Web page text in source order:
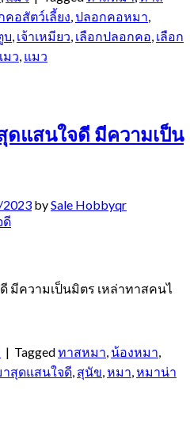
คอสัตว์เลี้ยง ปลอกคอหมา
บ เจ้าเหมียว เลือกปลอกคอ เลือก
มว แมว
แสนใจดี มีความเป็น
bySale Hobbyqr
มีความเป็นมิตร เหล่าทาสคนไ
| Taggedทาสหมา น้องหมา
สุดแสนใจดี สุนัข หมา หมาน่า